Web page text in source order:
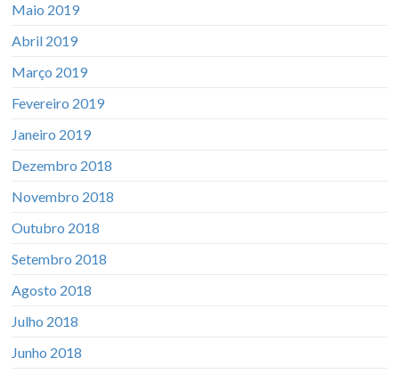
Maio 2019
Abril 2019
Março 2019
Fevereiro 2019
Janeiro 2019
Dezembro 2018
Novembro 2018
Outubro 2018
Setembro 2018
Agosto 2018
Julho 2018
Junho 2018